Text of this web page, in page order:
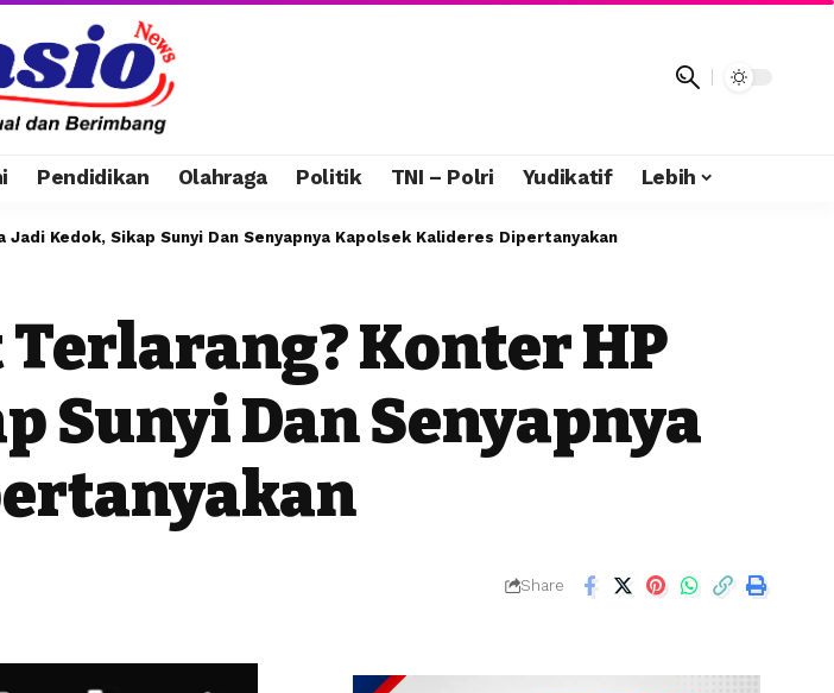
Pendidikan Olahraga Politik TNI – Polri Yudikatif Lebih
Kedok, Sikap Sunyi Dan Senyapnya Kapolsek Kalideres Dipertanyakan
Konter HP
Sunyi Dan Senyapnya
Share